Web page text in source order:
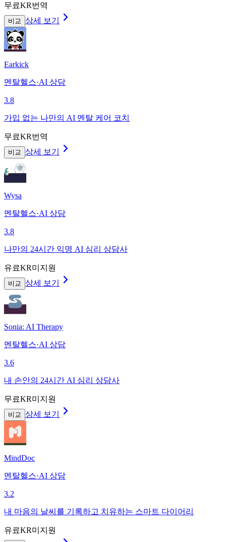
무료KR번역
비교 상세 보기
Earkick
멘탈헬스·AI 상담
3.8
가입 없는 나만의 AI 멘탈 케어 코치
무료KR번역
비교 상세 보기
Wysa
멘탈헬스·AI 상담
3.8
나만의 24시간 익명 AI 심리 상담사
유료KR미지원
비교 상세 보기
Sonia: AI Therapy
멘탈헬스·AI 상담
3.6
내 손안의 24시간 AI 심리 상담사
무료KR미지원
비교 상세 보기
MindDoc
멘탈헬스·AI 상담
3.2
내 마음의 날씨를 기록하고 치유하는 스마트 다이어리
유료KR미지원